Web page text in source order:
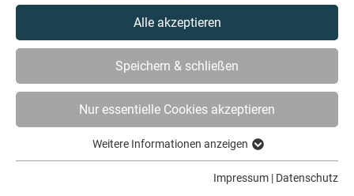
Alle akzeptieren
Speichern & schließen
Nur essentielle Cookies akzeptieren
Weitere Informationen anzeigen
Impressum | Datenschutz
SIE SIND HIER AKTUELLES BINMIRSICHER!